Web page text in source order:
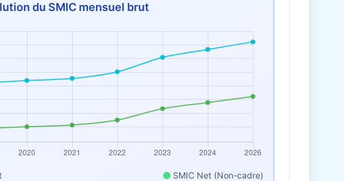
du SMIC mensuel brut
SMIC Net (Non-cadre)